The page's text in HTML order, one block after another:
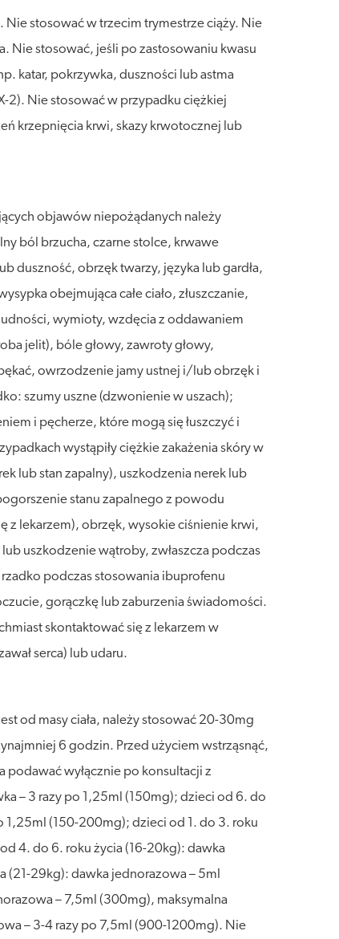
stosować w trzecim trymestrze ciąży. Nie
Nie stosować, jeśli po zastosowaniu kwasu
katar, pokrzywka, duszności lub astma
2). Nie stosować w przypadku ciężkiej
krzepnięcia krwi, skazy krwotocznej lub
objawów niepożądanych należy
ból brzucha, czarne stolce, krwawe
duszność, obrzęk twarzy, języka lub gardła,
obejmująca całe ciało, złuszczanie,
wymioty, wzdęcia z oddawaniem
jelit), bóle głowy, zawroty głowy,
owrzodzenie jamy ustnej i/lub obrzęk i
szumy uszne (dzwonienie w uszach);
i pęcherze, które mogą się łuszczyć i
wystąpiły ciężkie zakażenia skóry w
lub stan zapalny), uszkodzenia nerek lub
stanu zapalnego z powodu
z lekarzem), obrzęk, wysokie ciśnienie krwi,
uszkodzenie wątroby, zwłaszcza podczas
podczas stosowania ibuprofenu
gorączkę lub zaburzenia świadomości.
skontaktować się z lekarzem w
serca) lub udaru.
od masy ciała, należy stosować 20-30mg
6 godzin. Przed użyciem wstrząsnąć,
podawać wyłącznie po konsultacji z
– 3 razy po 1,25ml (150mg); dzieci od 6. do
1,25ml (150-200mg); dzieci od 1. do 3. roku
4. do 6. roku życia (16-20kg): dawka
29kg): dawka jednorazowa – 5ml
– 7,5ml (300mg), maksymalna
– 3-4 razy po 7,5ml (900-1200mg). Nie